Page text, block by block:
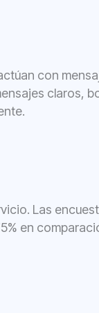
con
claros,
Las
en